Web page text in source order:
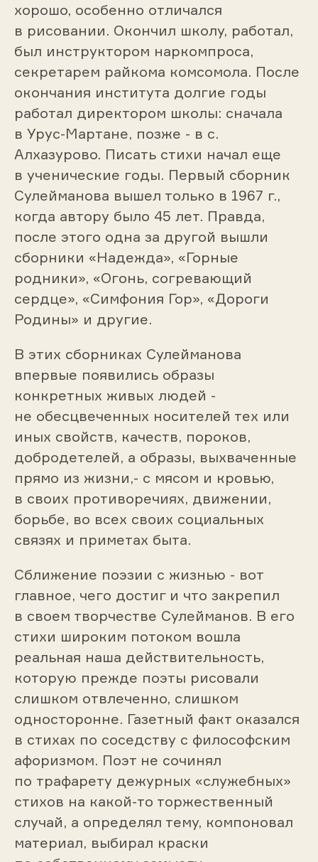
хорошо, особенно отличался
в рисовании. Окончил школу, работал,
был инструктором наркомпроса,
секретарем райкома комсомола. После
окончания института долгие годы
работал директором школы: сначала
в Урус-Мартане, позже - в с.
Алхазурово. Писать стихи начал еще
в ученические годы. Первый сборник
Сулейманова вышел только в 1967 г.,
когда автору было 45 лет. Правда,
после этого одна за другой вышли
сборники «Надежда», «Горные
родники», «Огонь, согревающий
сердце», «Симфония Гор», «Дороги
Родины» и другие.
В этих сборниках Сулейманова
впервые появились образы
конкретных живых людей -
не обесцвеченных носителей тех или
иных свойств, качеств, пороков,
добродетелей, а образы, выхваченные
прямо из жизни,- с мясом и кровью,
в своих противоречиях, движении,
борьбе, во всех своих социальных
связях и приметах быта.
Сближение поэзии с жизнью - вот
главное, чего достиг и что закрепил
в своем творчестве Сулейманов. В его
стихи широким потоком вошла
реальная наша действительность,
которую прежде поэты рисовали
слишком отвлеченно, слишком
односторонне. Газетный факт оказался
в стихах по соседству с философским
афоризмом. Поэт не сочинял
по трафарету дежурных «служебных»
стихов на какой-то торжественный
случай, а определял тему, компоновал
материал, выбирал краски